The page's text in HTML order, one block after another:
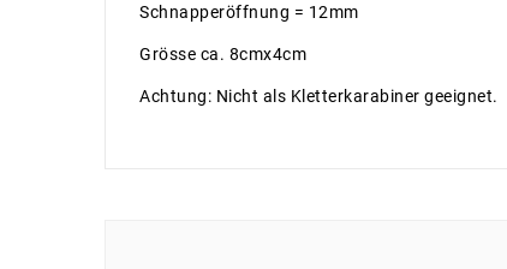
Schnapperöffnung = 12mm
Grösse ca. 8cmx4cm
Achtung: Nicht als Kletterkarabiner geeignet.